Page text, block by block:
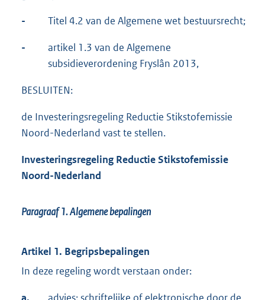
- Titel 4.2 van de Algemene wet bestuursrecht;
-
artikel 1.3 van de Algemene
subsidieverordening Fryslân 2013,
BESLUITEN:
de Investeringsregeling Reductie Stikstofemissie
Noord-Nederland vast te stellen.
Investeringsregeling Reductie Stikstofemissie
Noord-Nederland
Paragraaf 1.Algemene bepalingen
Artikel 1. Begripsbepalingen
In deze regeling wordt verstaan onder: